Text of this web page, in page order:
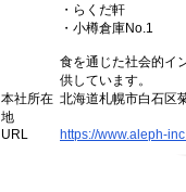
・らくだ軒
・小樽倉庫No.1
食を通じた社会的イ
供しています。
本社所在
地
北海道札幌市白石区
URL https://www.aleph-